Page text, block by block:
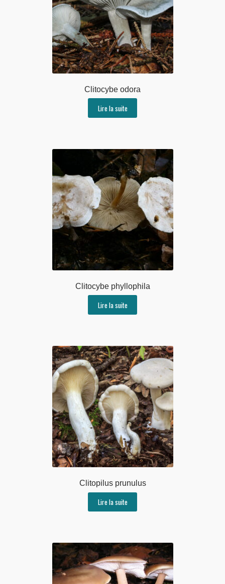
Clitocybe odora
Lire la suite
Clitocybe phyllophila
Lire la suite
Clitopilus prunulus
Lire la suite